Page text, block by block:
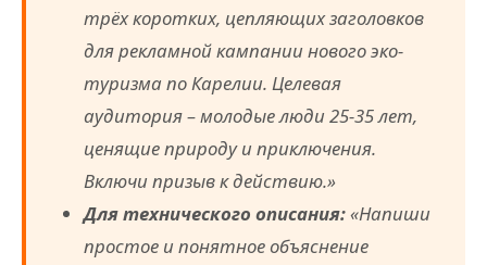
трёх коротких, цепляющих заголовков
для рекламной кампании нового эко-
туризма по Карелии. Целевая
аудитория – молодые люди 25-35 лет,
ценящие природу и приключения.
Включи призыв к действию.»
Для технического описания:«Напиши
простое и понятное объяснение